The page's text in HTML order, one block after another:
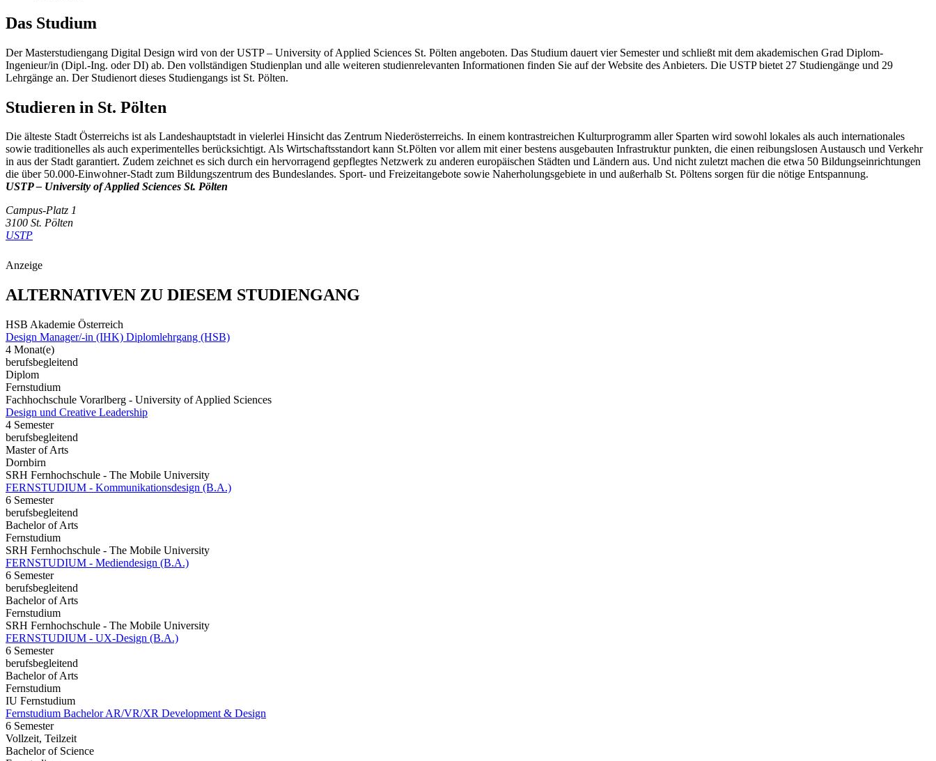
Das Studium
Der Masterstudiengang Digital Design wird von der USTP – University of Applied Sciences St. Pölten angeboten. Das Studium dauert vier Semester und schließt mit dem akademischen Grad Diplom-
Ingenieur/in (Dipl.-Ing. oder DI) ab. Den vollständigen Studienplan und alle weiteren studienrelevanten Informationen finden Sie auf der Website des Anbieters. Die USTP bietet 27 Studiengänge und 29
Lehrgänge an. Der Studienort dieses Studiengangs ist St. Pölten.
Studieren in St. Pölten
Die älteste Stadt Österreichs ist als Landeshauptstadt in vielerlei Hinsicht das Zentrum Niederösterreichs. In einem kontrastreichen Kulturprogramm aller Sparten wird sowohl lokales als auch internationales
sowie traditionelles als auch experimentelles berücksichtigt. Als Wirtschaftsstandort kann St.Pölten vor allem mit einer bestens ausgebauten Infrastruktur punkten, die einen reibungslosen Austausch und Verkehr
in aus der Stadt garantiert. Zudem zeichnet es sich durch ein hervorragend gepflegtes Netzwerk zu anderen europäischen Städten und Ländern aus. Und nicht zuletzt machen die etwa 50 Bildungseinrichtungen
die über 50.000-Einwohner-Stadt zum Bildungszentrum des Bundeslandes. Sport- und Freizeitangebote sowie Naherholungsgebiete in und außerhalb St. Pöltens sorgen für die nötige Entspannung.
USTP – University of Applied Sciences St. Pölten
Campus-Platz 1
3100 St. Pölten
USTP
Anzeige
ALTERNATIVEN ZU DIESEM STUDIENGANG
HSB Akademie Österreich
Design Manager/-in (IHK) Diplomlehrgang (HSB)
4 Monat(e)
berufsbegleitend
Diplom
Fernstudium
Fachhochschule Vorarlberg - University of Applied Sciences
Design und Creative Leadership
4 Semester
berufsbegleitend
Master of Arts
Dornbirn
SRH Fernhochschule - The Mobile University
FERNSTUDIUM - Kommunikationsdesign (B.A.)
6 Semester
berufsbegleitend
Bachelor of Arts
Fernstudium
SRH Fernhochschule - The Mobile University
FERNSTUDIUM - Mediendesign (B.A.)
6 Semester
berufsbegleitend
Bachelor of Arts
Fernstudium
SRH Fernhochschule - The Mobile University
FERNSTUDIUM - UX-Design (B.A.)
6 Semester
berufsbegleitend
Bachelor of Arts
Fernstudium
IU Fernstudium
Fernstudium Bachelor AR/VR/XR Development & Design
6 Semester
Vollzeit, Teilzeit
Bachelor of Science